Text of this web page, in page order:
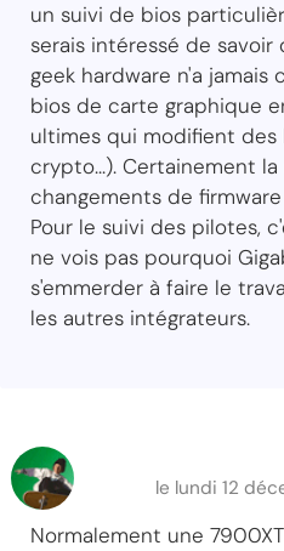
un suivi de bios
serais intéressé de
geek hardware n'a jamais
bios de carte graphique
ultimes qui modifient des
crypto...). Certainement
changements de
Pour le suivi des pilotes,
ne vois pas pourquoi
s'emmerder à faire le
les autres intégrateurs.
le lundi 12
Normalement une